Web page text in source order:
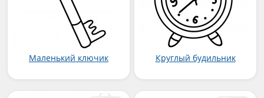
Маленький ключик Круглый будильник